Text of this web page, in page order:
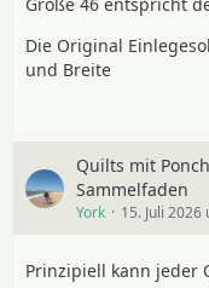
Die Original
und Breite
Quilts mit
Sammelfaden
York 15. Juli 2026
Prinzipiell kann jeder